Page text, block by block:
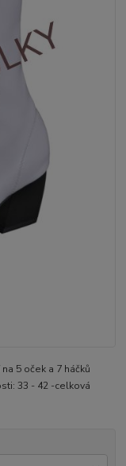
5 oček a 7 háčků
33 - 42 -celková